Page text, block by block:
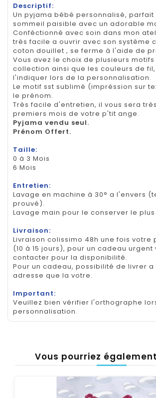
Descriptif:
Un pyjama bébé personnalisé, parfait
sommeil paisible avec un adorable
Conféctionné avec soin dans mon
très facile a ouvrir avec son système
coton douillet , se ferme à l'aide de
Vous avez le choix de plusieurs
collection ainsi que les couleurs de
l'indiquer lors de la personnalisation.
Le motif sst sublimé (impréssion sur
le prénom.
Très facile d'entretien, il vous sera
premiers mois de votre p'tit ange.
Pyjama vendu seul.
Prénom Offert.
Taille:
0 à 3 Mois
6 Mois
Entretien:
Lavage en machine à 30° a l'envers
prouvé).
Lavage main pour le conserver le
Livraison:
Livraison colissimo 48h une fois votre
(10 à 15 jours), pour un cadeau urgent
contacter pour la disponibilité.
Pour un cadeau, possibilité de livrer a
adresse que la votre.
Important:
Veuillez bien vérifier l'orthographe
personnalisation.
Vous pourriez